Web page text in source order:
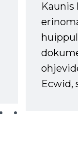
Kaunis
Ecwid,